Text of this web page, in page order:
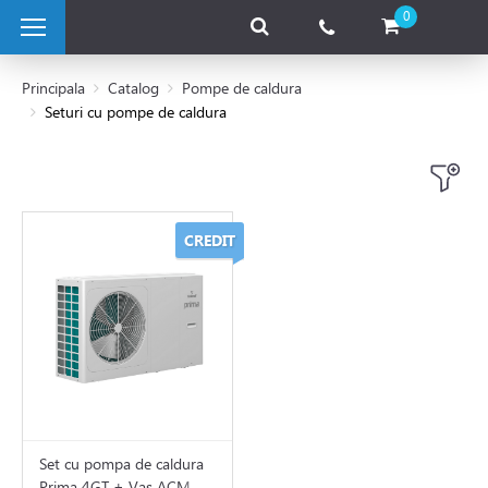
pe gaz
electrice
de caldura
Sol-Apa
0
Principala Catalog
Pompe de caldura
Seturi cu pompe de caldura
CREDIT
Set cu pompa de caldura